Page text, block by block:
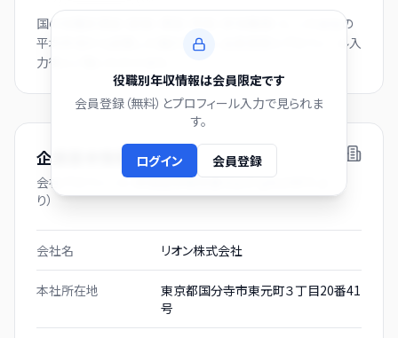
役職別年収情報は会員限定です
会員登録（無料）とプロフィール入力で見られま
す。
ログイン 会員登録
国の役職別賃金（部長・課長・係長・非役職者）と、この会社の
平均年収から逆算した推計値です。会員登録とプロフィール入
力後にご覧いただけます。
企業基本情報
会社プロフィール（有価証券報告書および gBizINFO よ
り）
会社名 リオン株式会社
本社所在地
東京都国分寺市東元町３丁目20番41
号